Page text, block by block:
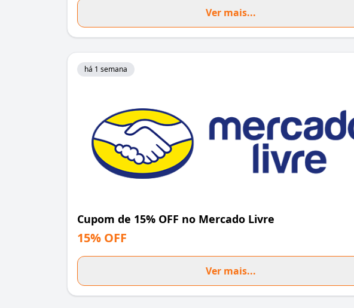
Ver mais...
há 1 semana
Cupom de 15% OFF no Mercado Livre
15% OFF
Ver mais...